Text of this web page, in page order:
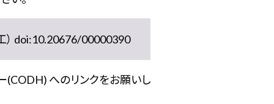
） doi:10.20676/00000390
(CODH) へのリンクをお願いし